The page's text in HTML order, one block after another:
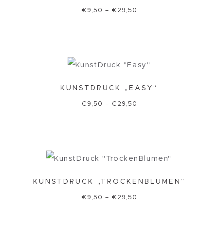
€ 9,50 – € 29,50
KUNSTDRUCK „EASY“
€ 9,50 – € 29,50
KUNSTDRUCK „TROCKENBLUMEN“
€ 9,50 – € 29,50